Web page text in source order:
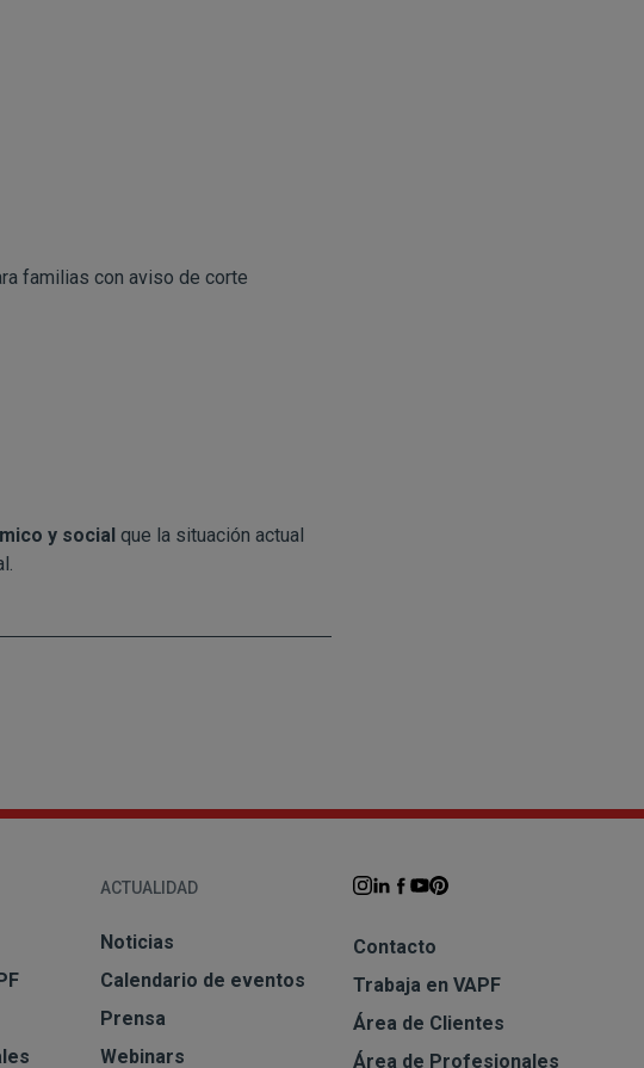
familias con aviso de corte
y social que la situación actual
ACTUALIDAD
Noticias
Calendario de eventos
Prensa
Webinars
Contacto
Trabaja en VAPF
Área de Clientes
Área de Profesionales